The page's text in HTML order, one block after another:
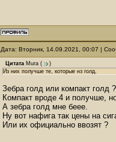
Дата: Вторник, 14.09.2021, 00:07 |
Цитата Mura (
)
Из них получше те, которые нз голд.
Зебра голд или компакт голд ?
Компакт вроде 4 и получше,
А зебра голд мне беее.
Ну вот нафига так цены на
Или их официально ввозят ?